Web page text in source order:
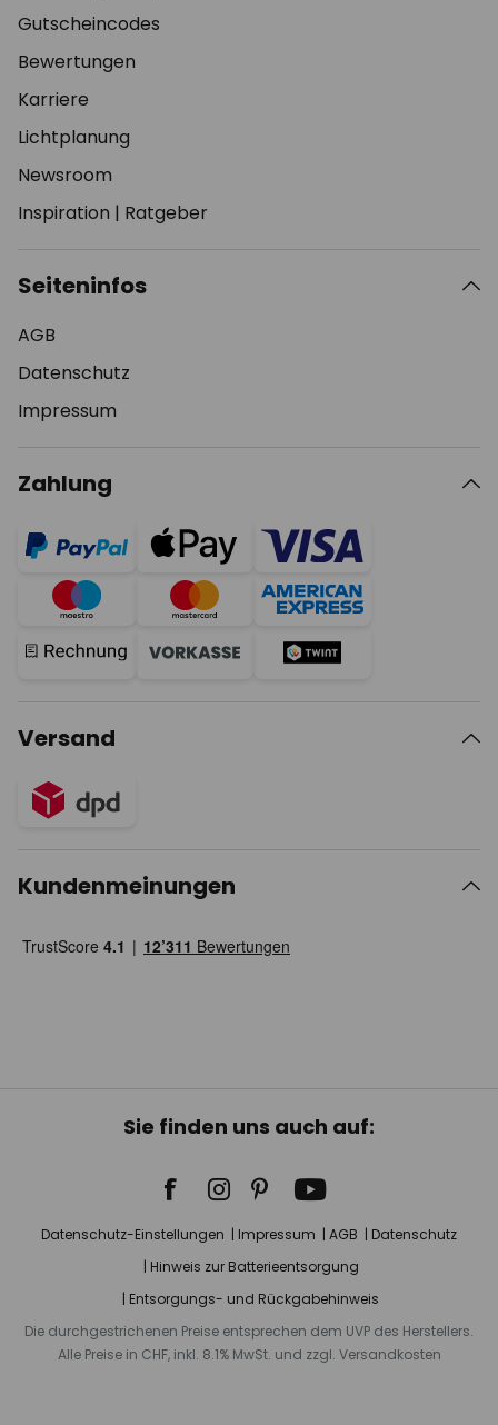
Gutscheincodes
Bewertungen
Karriere
Lichtplanung
Newsroom
Inspiration | Ratgeber
Seiteninfos
AGB
Datenschutz
Impressum
Zahlung
Versand
Kundenmeinungen
Sie finden uns auch auf:
Datenschutz-Einstellungen Impressum AGB
Datenschutz
Hinweis zur Batterieentsorgung
Entsorgungs- und Rückgabehinweis
Die durchgestrichenen Preise entsprechen dem UVP des Herstellers.
Alle Preise in CHF, inkl. 8.1% MwSt. und zzgl. Versandkosten